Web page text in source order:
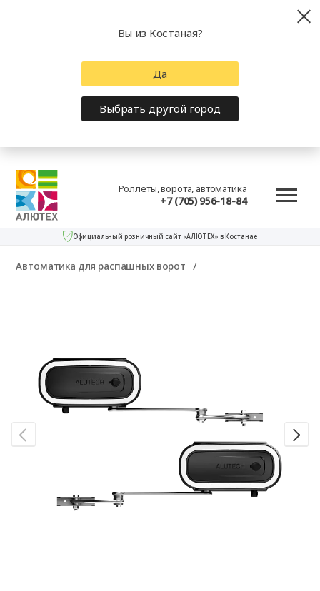
Роллеты, ворота, автоматика
+7 (705) 956-18-84
Официальный розничный сайт «АЛЮТЕХ» в Костанае
Автоматика для распашных ворот
Вы из Костаная?
Да
Выбрать другой город